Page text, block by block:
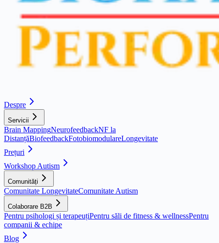
Despre
Servicii
Brain MappingNeurofeedbackNF la
DistanțăBiofeedbackFotobiomodulareLongevitate
Prețuri
Workshop Autism
Comunități
Comunitate LongevitateComunitate Autism
Colaborare B2B
Pentru psihologi și terapeuțiPentru săli de fitness & wellnessPentru
companii & echipe
Blog